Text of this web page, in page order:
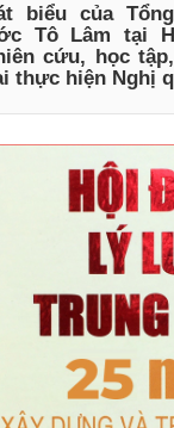
biểu của
Tô Lâm tại
cứu, học
thực hiện Nghị